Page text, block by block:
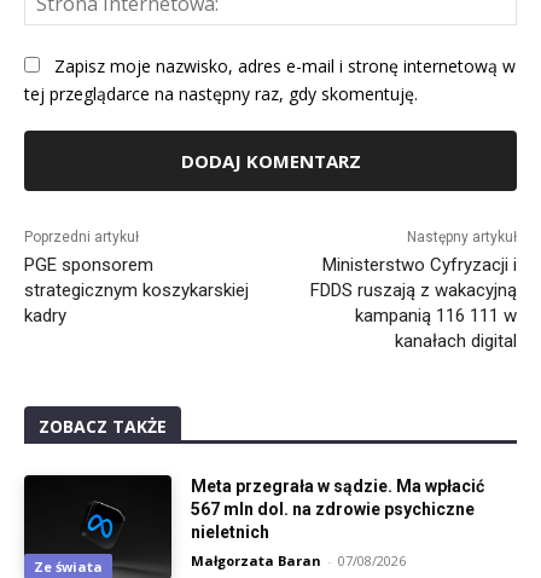
Zapisz moje nazwisko, adres e-mail i stronę internetową w
tej przeglądarce na następny raz, gdy skomentuję.
Poprzedni artykuł
PGE sponsorem
strategicznym koszykarskiej
kadry
Następny artykuł
Ministerstwo Cyfryzacji i
FDDS ruszają z wakacyjną
kampanią 116 111 w
kanałach digital
ZOBACZ TAKŻE
Ze świata
Meta przegrała w sądzie. Ma wpłacić
567 mln dol. na zdrowie psychiczne
nieletnich
Małgorzata Baran - 07/08/2026